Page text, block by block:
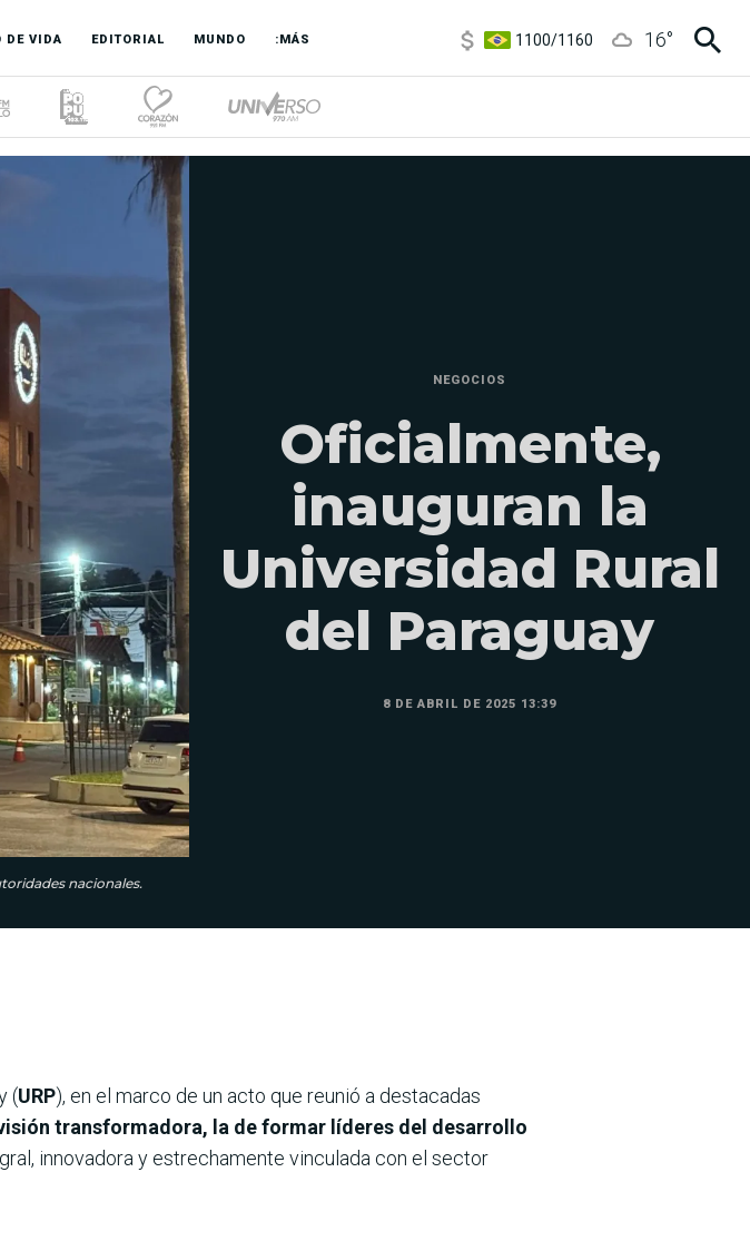
DE VIDA EDITORIAL MUNDO :MÁS
3,8/4
16°
nacionales.
NEGOCIOS
Oficialmente,
inauguran la
Universidad Rural
del Paraguay
8 DE ABRIL DE 2025 13:39
(URP), en el marco de un acto que reunió a destacadas
transformadora, la de formar líderes del desarrollo
innovadora y estrechamente vinculada con el sector